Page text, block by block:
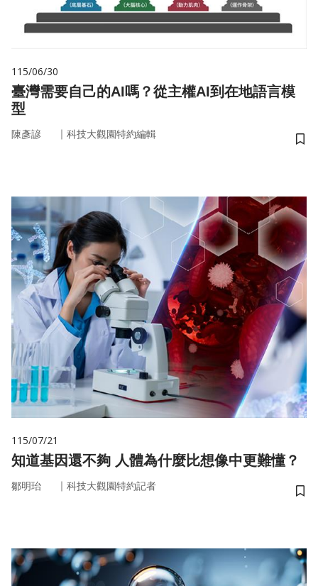
115/06/30
臺灣需要自己的AI嗎？從主權AI到在地語言模
型
陳彥諺 ｜ 科技大觀園特約編輯
儲
115/07/21
知道基因還不夠 人體為什麼比想像中更難懂？
鄒明珆 ｜ 科技大觀園特約記者
儲